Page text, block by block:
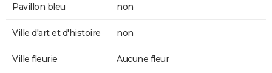
Pavillon bleu non
Ville d'art et d'histoire non
Ville fleurie Aucune fleur